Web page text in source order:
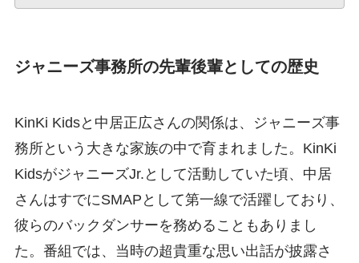
ジャニーズ事務所の先輩後輩としての歴史
KinKi Kidsと中居正広さんの関係は、ジャニーズ事
務所という大きな家族の中で育まれました。KinKi
KidsがジャニーズJr.として活動していた頃、中居
さんはすでにSMAPとして第一線で活躍しており、
彼らのバックダンサーを務めることもありまし
た。番組では、当時の超貴重な思い出話が披露さ